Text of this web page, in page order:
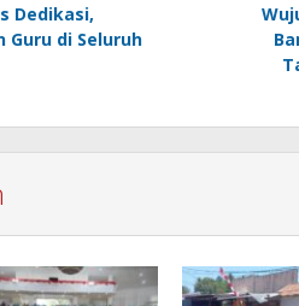
Dedikasi,
Guru di Seluruh